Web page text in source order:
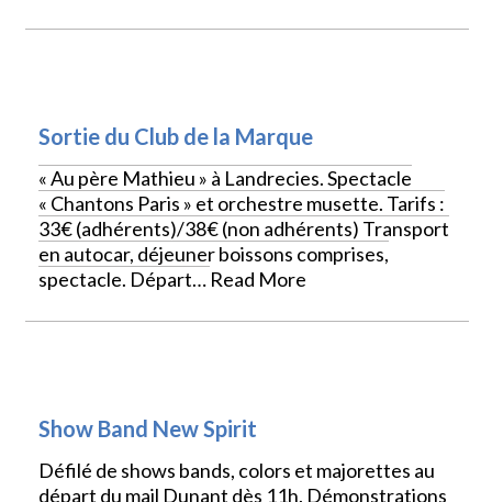
Sortie du Club de la Marque
« Au père Mathieu » à Landrecies. Spectacle
« Chantons Paris » et orchestre musette. Tarifs :
33€ (adhérents)/38€ (non adhérents) Transport
en autocar, déjeuner boissons comprises,
spectacle. Départ… Read More
Show Band New Spirit
Défilé de shows bands, colors et majorettes au
départ du mail Dunant dès 11h. Démonstrations